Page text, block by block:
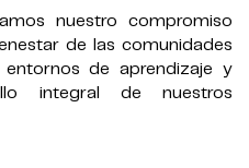
nuestro compromiso
de las comunidades
de aprendizaje y
integral de nuestros